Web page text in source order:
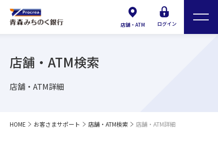
店舗・ATM ログイン
店舗・ATM検索
店舗・ATM詳細
HOME お客さまサポート 店舗・ATM検索 店舗・ATM詳細